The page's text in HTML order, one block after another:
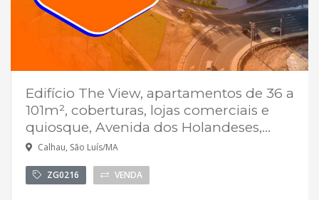
Edifício The View, apartamentos de 36 a
101m², coberturas, lojas comerciais e
quiosque, Avenida dos Holandeses,...
Calhau, São Luís/MA
ZG0216 VENDA